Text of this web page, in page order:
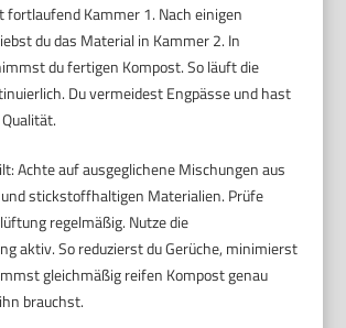
fortlaufend Kammer 1. Nach einigen
du das Material in Kammer 2. In
du fertigen Kompost. So läuft die
Du vermeidest Engpässe und hast
Achte auf ausgeglichene Mischungen aus
stickstoffhaltigen Materialien. Prüfe
regelmäßig. Nutze die
aktiv. So reduzierst du Gerüche, minimierst
gleichmäßig reifen Kompost genau
brauchst.